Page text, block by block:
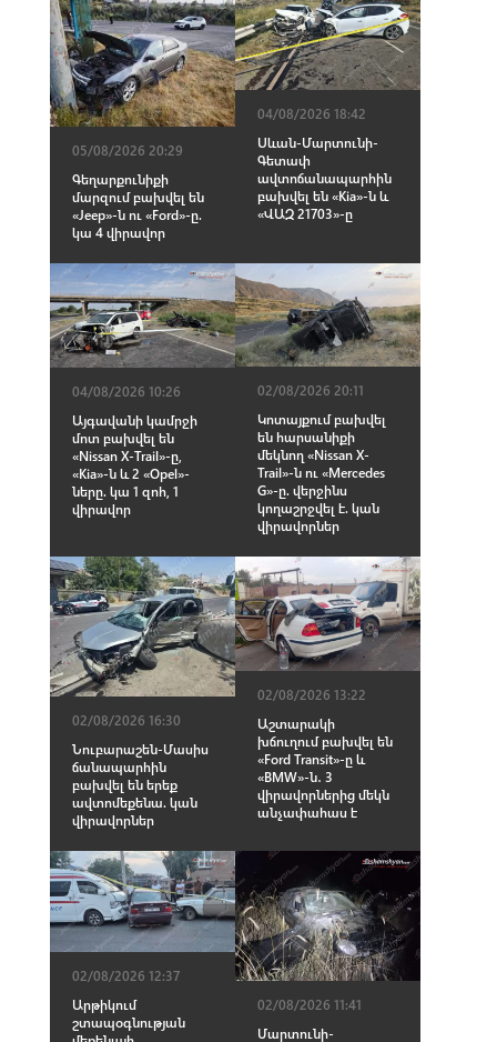
05/08/2026 20:29
Գեղարքունիքի
մարզում բախվել են
«Jeep»-ն ու «Ford»-ը.
կա 4 վիրավոր
04/08/2026 18:42
Սևան-Մարտունի-
Գետափ
ավտոճանապարհին
բախվել են «Kia»-ն և
«ՎԱԶ 21703»-ը
04/08/2026 10:26
Այգավանի կամրջի
մոտ բախվել են
«Nissan X-Trail»-ը,
«Kia»-ն և 2 «Opel»-
ները. կա 1 զnh, 1
վիրավnր
02/08/2026 20:11
Կոտայքում բախվել
են հարսանիքի
մեկնող «Nissan X-
Trail»-ն ու «Mercedes
G»-ը. վերջինս
կողաշրջվել է. կան
վիրավnրներ
02/08/2026 16:30
Նուբարաշեն-Մասիս
ճանապարհին
բախվել են երեք
ավտոմեքենա. կան
վիրավորներ
02/08/2026 13:22
Աշտարակի
խճուղում բախվել են
«Ford Transit»-ը և
«BMW»-ն․ 3
վիրավորներից մեկն
անչափահաս է
02/08/2026 12:37
Արթիկում
շտապօգնության
02/08/2026 11:41
Մարտունի-